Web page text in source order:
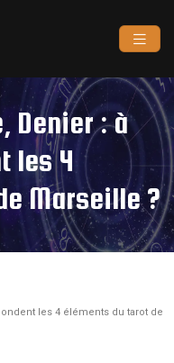
Denier : à
les 4
Marseille ?
les 4 éléments du tarot de